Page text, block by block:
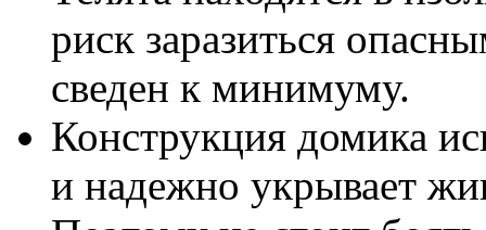
риск заразиться
сведен к минимуму.
Конструкция домика
и надежно укрывает